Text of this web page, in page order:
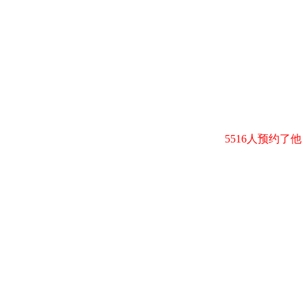
5516人预约了他